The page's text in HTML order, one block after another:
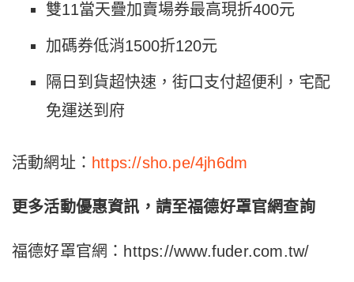
雙11當天疊加賣場券最高現折400元
加碼券低消1500折120元
隔日到貨超快速，街口支付超便利，宅配
免運送到府
活動網址： https://sho.pe/4jh6dm
更多活動優惠資訊，請至福德好罩官網查詢
福德好罩官網：https://www.fuder.com.tw/